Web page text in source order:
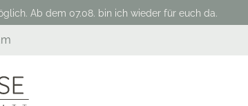
Ab dem 07.08. bin ich wieder für euch da.